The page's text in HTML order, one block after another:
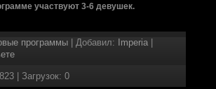
участвуют 3-6 девушек.
программы| Добавил: Imperia|
823| Загрузок: 0